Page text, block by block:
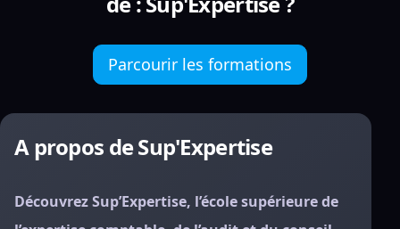
Parcourir les formations
A propos de Sup'Expertise
Découvrez Sup’Expertise, l’école supérieure de